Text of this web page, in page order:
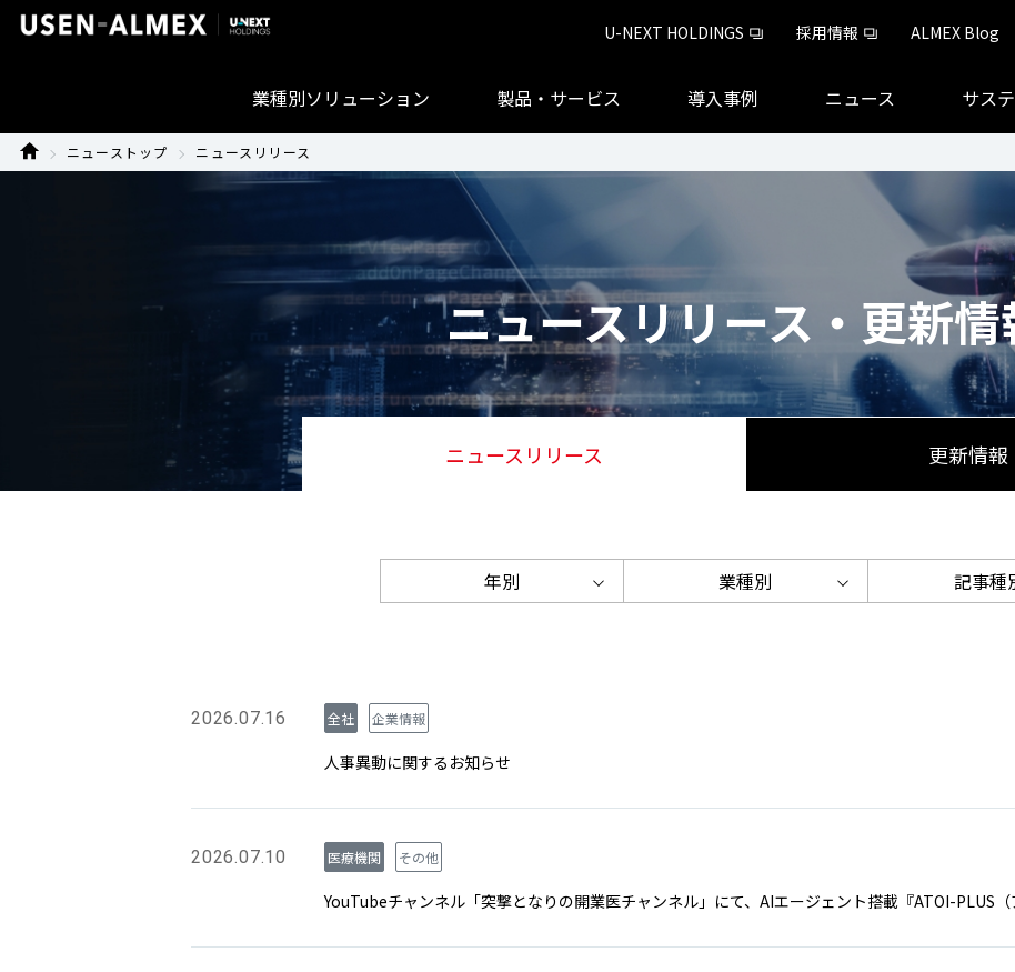
業種別ソリューション 製品・サービス 導入事例 ニュース サス
U-NEXT HOLDINGS 採用情報 ALMEX Blog
ニューストップ ニュースリリース
ニュースリリース・更新情
ニュースリリース 更新情報
年別 業種別 記事種
2026.07.16 全社 企業情報
人事異動に関するお知らせ
2026.07.10 医療機関 その他
YouTubeチャンネル「突撃となりの開業医チャンネル」にて、AIエージェント搭載『ATOI-PLUS